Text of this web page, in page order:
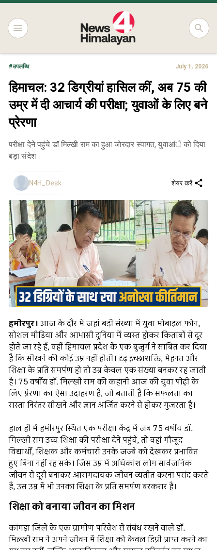
#उपलब्धि July 1, 2026
हिमाचल: 32 डिग्रीयां हासिल कीं, अब 75 की
उम्र में दी आचार्य की परीक्षा; युवाओं के लिए बने
प्रेरणा
परीक्षा देने पहुंचे डॉ मिल्खी राम का हुआ जोरदार स्वागत, युवाआंे को दिया
बड़ा संदेश
N4H_Desk शेयर करें:
हमीरपुर। आज के दौर में जहां बड़ी संख्या में युवा मोबाइल फोन,
सोशल मीडिया और आभासी दुनिया में व्यस्त होकर किताबों से दूर
होते जा रहे हैं, वहीं हिमाचल प्रदेश के एक बुजुर्ग ने साबित कर दिया
है कि सीखने की कोई उम्र नहीं होती। दृढ़ इच्छाशक्ति, मेहनत और
शिक्षा के प्रति समर्पण हो तो उम्र केवल एक संख्या बनकर रह जाती
है। 75 वर्षीय डॉ. मिल्खी राम की कहानी आज की युवा पीढ़ी के
लिए प्रेरणा का ऐसा उदाहरण है, जो बताती है कि सफलता का
रास्ता निरंतर सीखने और ज्ञान अर्जित करने से होकर गुजरता है।
हाल ही में हमीरपुर स्थित एक परीक्षा केंद्र में जब 75 वर्षीय डॉ.
मिल्खी राम उच्च शिक्षा की परीक्षा देने पहुंचे, तो वहां मौजूद
विद्यार्थी, शिक्षक और कर्मचारी उनके जज्बे को देखकर प्रभावित
हुए बिना नहीं रह सके। जिस उम्र में अधिकांश लोग सार्वजनिक
जीवन से दूरी बनाकर आरामदायक जीवन व्यतीत करना पसंद करते
हैं, उस उम्र में भी उनका शिक्षा के प्रति समर्पण बरकरार है।
शिक्षा को बनाया जीवन का मिशन
कांगड़ा जिले के एक ग्रामीण परिवेश से संबंध रखने वाले डॉ.
मिल्खी राम ने अपने जीवन में शिक्षा को केवल डिग्री प्राप्त करने का